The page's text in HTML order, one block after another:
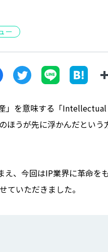
ー
」を意味する「Intellectual
ほうが先に浮かんだという
え、今回はIP業界に革命をも
ていただきました。